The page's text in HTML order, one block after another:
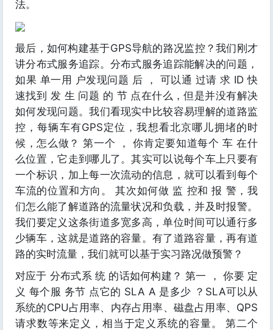
法。
最后，如何构建基于GPS导航的路况监控？我们刚才
讲分布式服务追踪。分布式服务追踪能解决的问题，
如果 单一用 户发现问题 后 ， 可以通 过请 求 ID 快
速找到 发 生 问题 的 节 点在什么，但是并没有解决
如何发现问题。我们看现实中比较容易理解的道路监
控，每辆车有GPS定位，我想看北京哪儿拥堵的时
候，怎么做？ 第一个 ， 你肯定要知道每个 车 在什
么位置，它走到哪儿了。其实可以说每个车上只要有
一个标识，加上每一次流动的信息，就可以看到每个
车流的位置和方向。 其次如何做 监 控和 报 警，我
们怎么能了解道路的流量状况和负载，并及时报警。
我们要定义这条街道多宽多高，单位时间可以通行多
少辆车，这就是道路的容量。有了道路容量，再有道
路的实时流量，我们就可以基于实习路况做预警？
对应于 分布式系 统 的话如何构建？ 第一 ， 你要 定
义 每个服 务节 点它的 SLA A 是多少 ？SLA可以从
系统的CPU占用率、内存占用率、磁盘占用率、QPS
请求数等来定义，相当于定义系统的容量。 第二个